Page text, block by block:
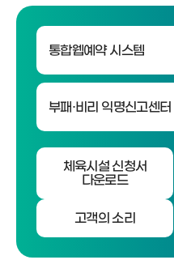
통합웹예약 시스템
부패·비리 익명신고센터
체육시설 신청서
다운로드
고객의 소리